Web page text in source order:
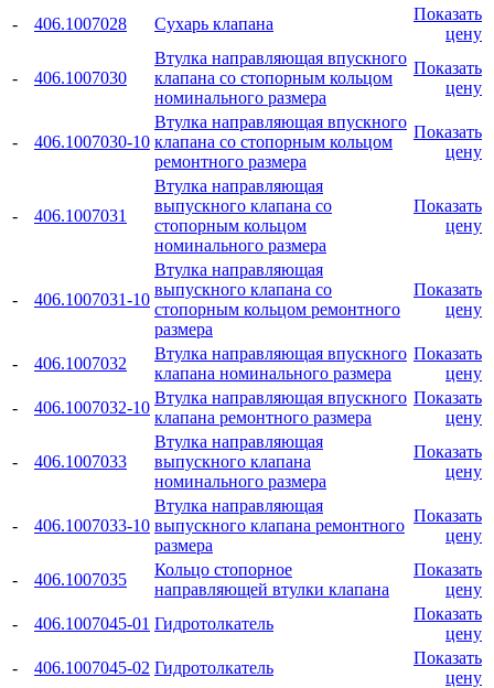
-
406.1007028 Сухарь клапана
Показать
цену
- 406.1007030
Втулка направляющая впускного
клапана со стопорным кольцом
номинального размера
Показать
цену
- 406.1007030-10
Втулка направляющая впускного
клапана со стопорным кольцом
ремонтного размера
Показать
цену
- 406.1007031
Втулка направляющая
выпускного клапана со
стопорным кольцом
номинального размера
Показать
цену
- 406.1007031-10
Втулка направляющая
выпускного клапана со
стопорным кольцом ремонтного
размера
Показать
цену
- 406.1007032
Втулка направляющая впускного
клапана номинального размера
Показать
цену
-
406.1007032-10
Втулка направляющая впускного
клапана ремонтного размера
Показать
цену
- 406.1007033
Втулка направляющая
выпускного клапана
номинального размера
Показать
цену
- 406.1007033-10
Втулка направляющая
выпускного клапана ремонтного
размера
Показать
цену
- 406.1007035
Кольцо стопорное
направляющей втулки клапана
Показать
цену
-
406.1007045-01 Гидротолкатель
Показать
цену
-
406.1007045-02 Гидротолкатель
Показать
цену